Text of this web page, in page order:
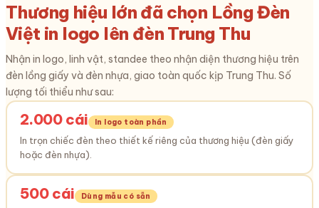
Thương hiệu lớn đã chọn Lồng Đèn
Việt in logo lên đèn Trung Thu
Nhận in logo, linh vật, standee theo nhận diện thương hiệu trên
đèn lồng giấy và đèn nhựa, giao toàn quốc kịp Trung Thu. Số
lượng tối thiểu như sau:
2.000 cái In logo toàn phần
In trọn chiếc đèn theo thiết kế riêng của thương hiệu (đèn giấy
hoặc đèn nhựa).
500 cái Dùng mẫu có sẵn